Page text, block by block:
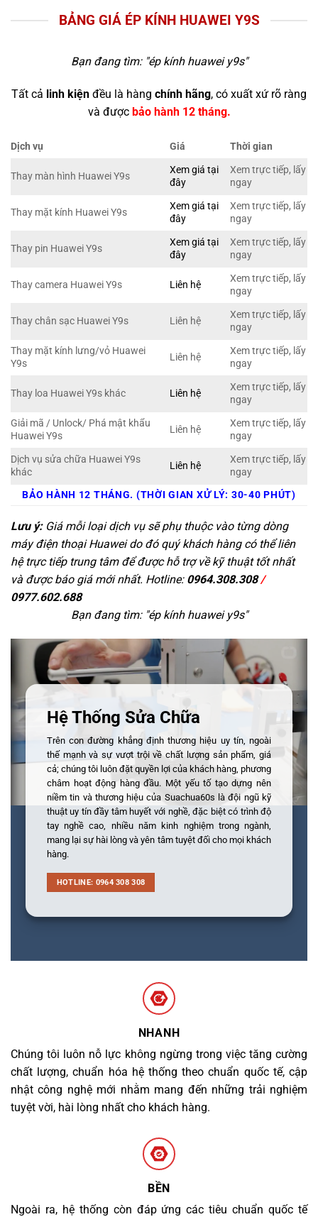
BẢNG GIÁ ÉP KÍNH HUAWEI Y9S
Bạn đang tìm: "ép kính huawei y9s"
Tất cả linh kiện đều là hàng chính hãng, có xuất xứ rõ ràng
và được bảo hành 12 tháng.
Dịch vụ Giá Thời gian
Thay màn hình Huawei Y9s
Xem giá tại
đây
Xem trực tiếp, lấy
ngay
Thay mặt kính Huawei Y9s
Xem giá tại
đây
Xem trực tiếp, lấy
ngay
Thay pin Huawei Y9s
Xem giá tại
đây
Xem trực tiếp, lấy
ngay
Thay camera Huawei Y9s Liên hệ
Xem trực tiếp, lấy
ngay
Thay chân sạc Huawei Y9s Liên hệ
Xem trực tiếp, lấy
ngay
Thay mặt kính lưng/vỏ Huawei
Y9s
Liên hệ
Xem trực tiếp, lấy
ngay
Thay loa Huawei Y9s khác Liên hệ
Xem trực tiếp, lấy
ngay
Giải mã / Unlock/ Phá mật khẩu
Huawei Y9s
Liên hệ
Xem trực tiếp, lấy
ngay
Dịch vụ sửa chữa Huawei Y9s
khác
Liên hệ
Xem trực tiếp, lấy
ngay
BẢO HÀNH 12 THÁNG. (THỜI GIAN XỬ LÝ: 30-40 PHÚT)
Lưu ý:Giá mỗi loại dịch vụ sẽ phụ thuộc vào từng dòng
máy điện thoại Huawei do đó quý khách hàng có thể liên
hệ trực tiếp trung tâm để được hỗ trợ về kỹ thuật tốt nhất
và được báo giá mới nhất. Hotline: 0964.308.308/
0977.602.688
Bạn đang tìm: "ép kính huawei y9s"
Hệ Thống Sửa Chữa
Trên con đường khẳng định thương hiệu uy tín, ngoài
thế mạnh và sự vượt trội về chất lượng sản phẩm, giá
cả; chúng tôi luôn đặt quyền lợi của khách hàng, phương
châm hoạt động hàng đầu. Một yếu tố tạo dựng nên
niềm tin và thương hiệu của Suachua60s là đội ngũ kỹ
thuật uy tín đầy tâm huyết với nghề, đặc biệt có trình độ
tay nghề cao, nhiều năm kinh nghiệm trong ngành,
mang lại sự hài lòng và yên tâm tuyệt đối cho mọi khách
hàng.
HOTLINE: 0964 308 308
NHANH
Chúng tôi luôn nỗ lực không ngừng trong việc tăng cường
chất lượng, chuẩn hóa hệ thống theo chuẩn quốc tế, cập
nhật công nghệ mới nhằm mang đến những trải nghiệm
tuyệt vời, hài lòng nhất cho khách hàng.
BỀN
Ngoài ra, hệ thống còn đáp ứng các tiêu chuẩn quốc tế